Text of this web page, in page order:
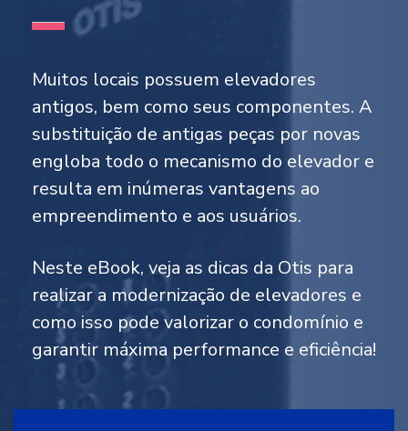
Muitos locais possuem elevadores
antigos, bem como seus componentes. A
substituição de antigas peças por novas
engloba todo o mecanismo do elevador e
resulta em inúmeras vantagens ao
empreendimento e aos usuários.
Neste eBook, veja as dicas da Otis para
realizar a modernização de elevadores e
como isso pode valorizar o condomínio e
garantir máxima performance e eficiência!